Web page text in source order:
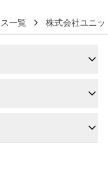
一覧 株式会社ユニッ